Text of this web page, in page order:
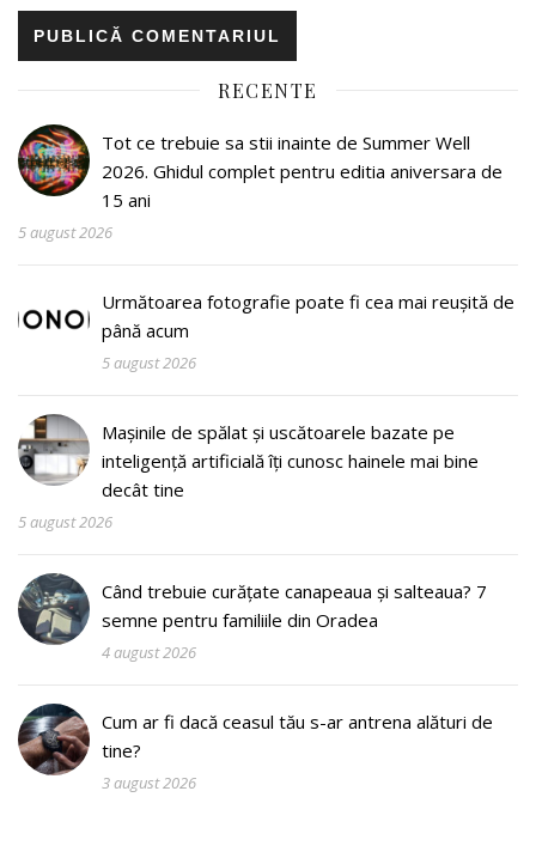
RECENTE
Tot ce trebuie sa stii inainte de Summer Well
2026. Ghidul complet pentru editia aniversara de
15 ani
5 august 2026
Următoarea fotografie poate fi cea mai reușită de
până acum
5 august 2026
Mașinile de spălat și uscătoarele bazate pe
inteligență artificială îți cunosc hainele mai bine
decât tine
5 august 2026
Când trebuie curățate canapeaua și salteaua? 7
semne pentru familiile din Oradea
4 august 2026
Cum ar fi dacă ceasul tău s-ar antrena alături de
tine?
3 august 2026